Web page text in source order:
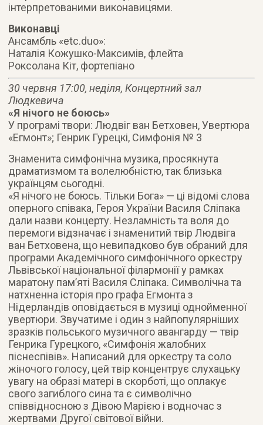
інтерпретованими виконавицями.
Виконавці
Ансамбль «etc.duo»:
Наталія Кожушко-Максимів, флейта
Роксолана Кіт, фортепіано
30 червня 17:00, неділя, Концертний зал
Людкевича
«Я нічого не боюсь»
У програмі твори: Людвіг ван Бетховен, Увертюра
«Егмонт»; Генрик Гурецкі, Симфонія № 3
Знаменита симфонічна музика, просякнута
драматизмом та волелюбністю, так близька
українцям сьогодні.
«Я нічого не боюсь. Тільки Бога» — ці відомі слова
оперного співака, Героя України Василя Сліпака
дали назви концерту. Незламність та воля до
перемоги відзначає і знаменитий твір Людвіга
ван Бетховена, що невипадково був обраний для
програми Академічного симфонічного оркестру
Львівської національної філармонії у рамках
маратону пам’яті Василя Сліпака. Символічна та
натхненна історія про графа Егмонта з
Нідерландів оповідається в музиці однойменної
увертюри. Звучатиме і один з найпопулярніших
зразків польського музичного авангарду — твір
Генрика Гурецкого, «Симфонія жалобних
піснеспівів». Написаний для оркестру та соло
жіночого голосу, цей твір концентрує слухацьку
увагу на образі матері в скорботі, що оплакує
свого загиблого сина та є символічно
співвідносною з Дівою Марією і водночас з
жертвами Другої світової війни.